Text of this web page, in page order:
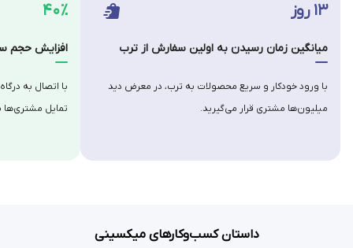
۴۰٪
افزایش حجم
با اتصال به
تمایل
۱۳ روز
میانگین زمان رسیدن به اولین سفارش از ترب
با ورود خودکار و سریع محصولات به ترب، در معرض دید
میلیون‌ها مشتری قرار می‌گیرید.
داستان کسب‌وکارهای میکسینی